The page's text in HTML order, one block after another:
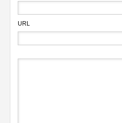
URL